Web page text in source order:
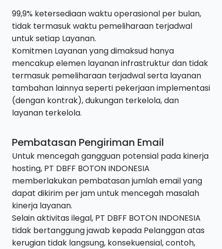
99,9% ketersediaan waktu operasional per bulan,
tidak termasuk waktu pemeliharaan terjadwal
untuk setiap Layanan.
Komitmen Layanan yang dimaksud hanya
mencakup elemen layanan infrastruktur dan tidak
termasuk pemeliharaan terjadwal serta layanan
tambahan lainnya seperti pekerjaan implementasi
(dengan kontrak), dukungan terkelola, dan
layanan terkelola.
Pembatasan Pengiriman Email
Untuk mencegah gangguan potensial pada kinerja
hosting, PT DBFF BOTON INDONESIA
memberlakukan pembatasan jumlah email yang
dapat dikirim per jam untuk mencegah masalah
kinerja layanan.
Selain aktivitas ilegal, PT DBFF BOTON INDONESIA
tidak bertanggung jawab kepada Pelanggan atas
kerugian tidak langsung, konsekuensial, contoh,